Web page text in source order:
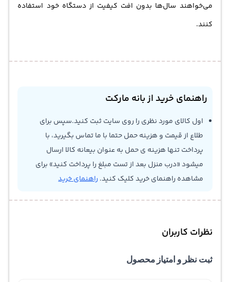
می‌خواهند سال‌ها بدون افت کیفیت از دستگاه خود استفاده
کنند.
راهنمای خرید از بانه مارکت
اول کالای مورد نظری را روی سایت ثبت کنید.سپس برای
طلاع از قیمت و هزینه حمل حتما با ما تماس بگیرید، با
پرداخت تنها هزینه ی حمل به عنوان بیعانه کالا ارسال
میشود «درب منزل بعد از تست مبلغ را پرداخت کنید» برای
مشاهده راهنمای خرید کلیک کنید. راهنمای خرید
نظرات کاربران
ثبت نظر و امتیاز محصول